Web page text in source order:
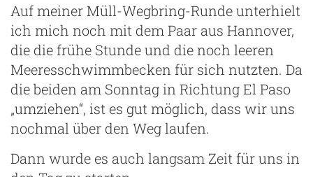
Auf meiner Müll-Wegbring-Runde unterhielt
ich mich noch mit dem Paar aus Hannover,
die die frühe Stunde und die noch leeren
Meeresschwimmbecken für sich nutzten. Da
die beiden am Sonntag in Richtung El Paso
„umziehen“, ist es gut möglich, dass wir uns
nochmal über den Weg laufen.
Dann wurde es auch langsam Zeit für uns in